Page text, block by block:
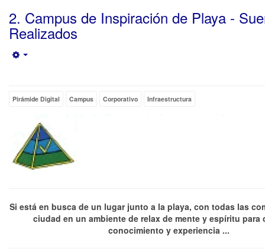
2. Campus de Inspiración de Playa -
Realizados
Pirámide Digital Campus Corporativo Infraestructura
Si está en busca de un lugar junto a la playa, con todas las
ciudad en un ambiente de relax de mente y espíritu para
conocimiento y experiencia ...